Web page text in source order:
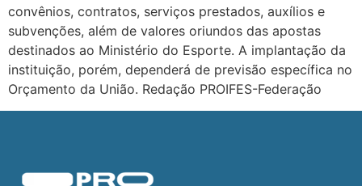
convênios, contratos, serviços prestados, auxílios e
subvenções, além de valores oriundos das apostas
destinados ao Ministério do Esporte. A implantação da
instituição, porém, dependerá de previsão específica no
Orçamento da União. Redação PROIFES-Federação